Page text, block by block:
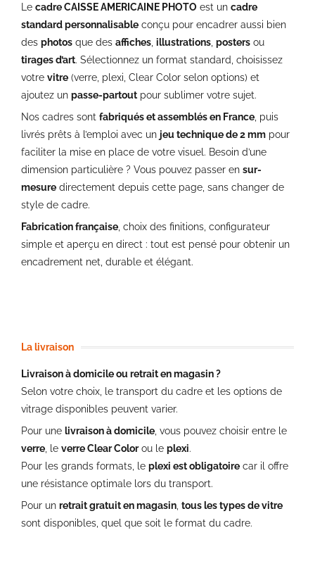
Le cadre CAISSE AMERICAINE PHOTO est un cadre
standard personnalisable conçu pour encadrer aussi bien
des photos que des affiches illustrations posters ou
tirages d’art. Sélectionnez un format standard, choisissez
votre vitre (verre, plexi, Clear Color selon options) et
ajoutez un passe-partout pour sublimer votre sujet.
Nos cadres sont fabriqués et assemblés en France , puis
livrés prêts à l’emploi avec un jeu technique de 2 mm pour
faciliter la mise en place de votre visuel. Besoin d’une
dimension particulière ? Vous pouvez passer en sur-
mesure directement depuis cette page, sans changer de
style de cadre.
Fabrication française , choix des finitions, configurateur
simple et aperçu en direct : tout est pensé pour obtenir un
encadrement net, durable et élégant.
La livraison
Livraison à domicile ou retrait en magasin ?
Selon votre choix, le transport du cadre et les options de
vitrage disponibles peuvent varier.
Pour une livraison à domicile , vous pouvez choisir entre le
verre , le verre Clear Colorou le plexi.
Pour les grands formats, le plexi est obligatoire car il offre
une résistance optimale lors du transport.
Pour un retrait gratuit en magasin tous les types de vitre
sont disponibles, quel que soit le format du cadre.